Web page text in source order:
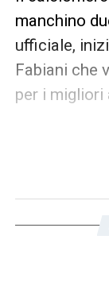
manchino
ufficiale,
Fabiani che
per i migliori
Un nome
argentino